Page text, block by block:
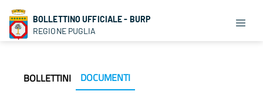
BOLLETTINO UFFICIALE - BURP
REGIONE PUGLIA
BOLLETTINI DOCUMENTI